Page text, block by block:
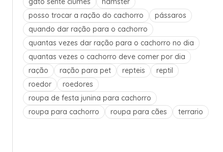
posso trocar a ração do cachorro
pássaros
quando dar ração para o cachorro
quantas vezes dar ração para o cachorro no dia
quantas vezes o cachorro deve comer por dia
ração
ração para pet repteis
reptil
roedor
roedores
roupa de festa junina para cachorro
roupa para cachorro
roupa para cães terrario